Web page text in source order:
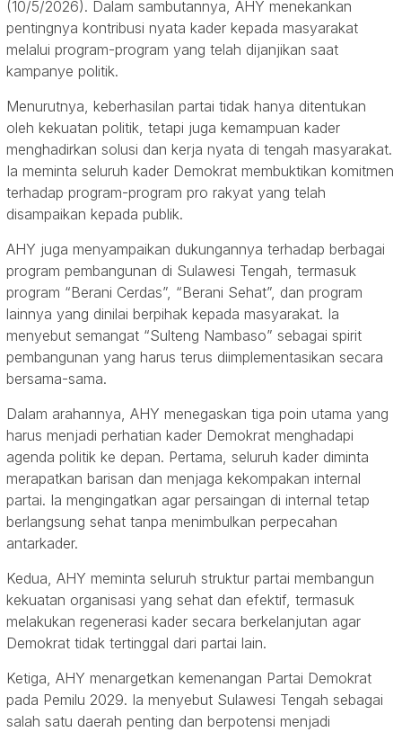
(10/5/2026). Dalam sambutannya, AHY menekankan
pentingnya kontribusi nyata kader kepada masyarakat
melalui program-program yang telah dijanjikan saat
kampanye politik.
Menurutnya, keberhasilan partai tidak hanya ditentukan
oleh kekuatan politik, tetapi juga kemampuan kader
menghadirkan solusi dan kerja nyata di tengah masyarakat.
Ia meminta seluruh kader Demokrat membuktikan komitmen
terhadap program-program pro rakyat yang telah
disampaikan kepada publik.
AHY juga menyampaikan dukungannya terhadap berbagai
program pembangunan di Sulawesi Tengah, termasuk
program “Berani Cerdas”, “Berani Sehat”, dan program
lainnya yang dinilai berpihak kepada masyarakat. Ia
menyebut semangat “Sulteng Nambaso” sebagai spirit
pembangunan yang harus terus diimplementasikan secara
bersama-sama.
Dalam arahannya, AHY menegaskan tiga poin utama yang
harus menjadi perhatian kader Demokrat menghadapi
agenda politik ke depan. Pertama, seluruh kader diminta
merapatkan barisan dan menjaga kekompakan internal
partai. Ia mengingatkan agar persaingan di internal tetap
berlangsung sehat tanpa menimbulkan perpecahan
antarkader.
Kedua, AHY meminta seluruh struktur partai membangun
kekuatan organisasi yang sehat dan efektif, termasuk
melakukan regenerasi kader secara berkelanjutan agar
Demokrat tidak tertinggal dari partai lain.
Ketiga, AHY menargetkan kemenangan Partai Demokrat
pada Pemilu 2029. Ia menyebut Sulawesi Tengah sebagai
salah satu daerah penting dan berpotensi menjadi